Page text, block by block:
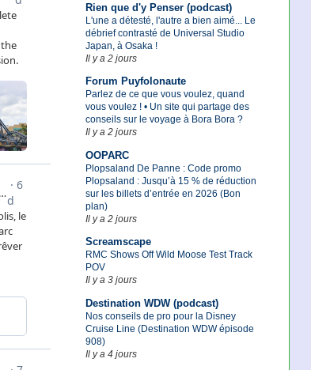
Rien que d'y Penser (podcast)
L'une a détesté, l'autre a bien aimé... Le
débrief contrasté de Universal Studio
Japan, à Osaka !
Il y a 2 jours
Forum Puyfolonaute
Parlez de ce que vous voulez, quand
vous voulez ! • Un site qui partage des
conseils sur le voyage à Bora Bora ?
Il y a 2 jours
OOPARC
Plopsaland De Panne : Code promo
Plopsaland : Jusqu’à 15 % de réduction
sur les billets d’entrée en 2026 (Bon
plan)
Il y a 2 jours
Screamscape
RMC Shows Off Wild Moose Test Track
POV
Il y a 3 jours
Destination WDW (podcast)
Nos conseils de pro pour la Disney
Cruise Line (Destination WDW épisode
908)
Il y a 4 jours